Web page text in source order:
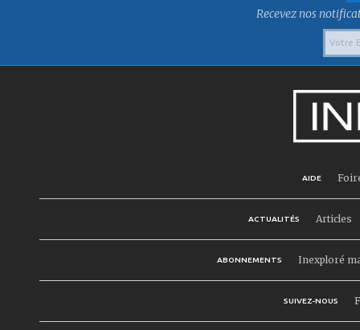
Recevez nos
AIDE
ACTUALITÉS Articles
ABONNEMENTS Inexploré
SUIVEZ-NOUS